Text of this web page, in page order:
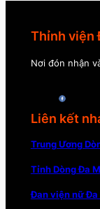
Thỉnh viện
Nơi đón nhận
Liên kết
Trung Ương
Tỉnh Dòng Đa
Đan viện nữ Đa